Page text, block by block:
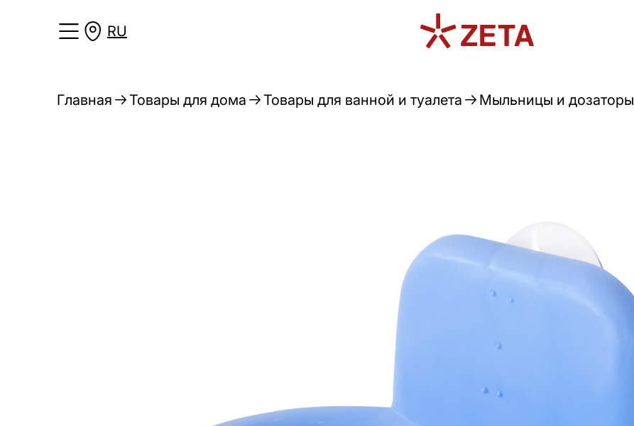
RU
Главная Товары для дома Товары для ванной и туалета Мыльницы и дозаторы